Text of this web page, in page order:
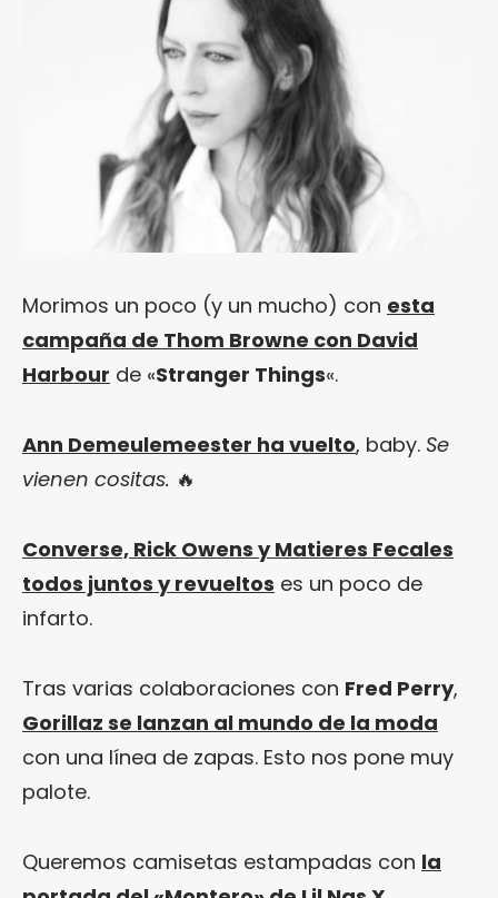
Morimos un poco (y un mucho) con esta
campaña de Thom Browne con David
Harbour de «Stranger Things«.
Ann Demeulemeester ha vuelto, baby. Se
vienen cositas. 🔥
Converse, Rick Owens y Matieres Fecales
todos juntos y revueltos es un poco de
infarto.
Tras varias colaboraciones con Fred Perry,
Gorillaz se lanzan al mundo de la moda
con una línea de zapas. Esto nos pone muy
palote.
Queremos camisetas estampadas con la